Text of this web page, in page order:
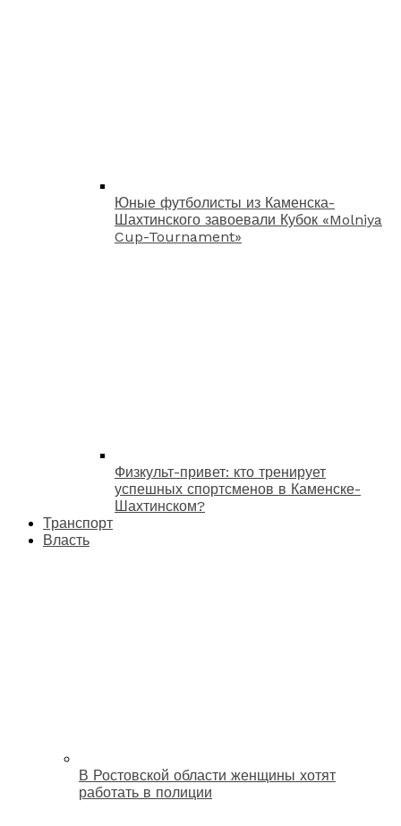
Юные футболисты из Каменска-
Шахтинского завоевали Кубок «Molniya
Cup-Tournament»
Физкульт-привет: кто тренирует
успешных спортсменов в Каменске-
Шахтинском?
Транспорт
Власть
В Ростовской области женщины хотят
работать в полиции